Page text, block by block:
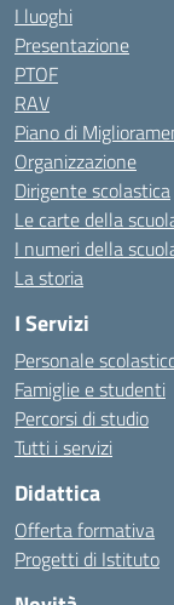
I luoghi
Presentazione
PTOF
RAV
Piano di
Organizzazione
Dirigente scolastica
Le carte della
I numeri della
La storia
I Servizi
Personale
Famiglie e studenti
Percorsi di studio
Tutti i servizi
Didattica
Offerta formativa
Progetti di Istituto